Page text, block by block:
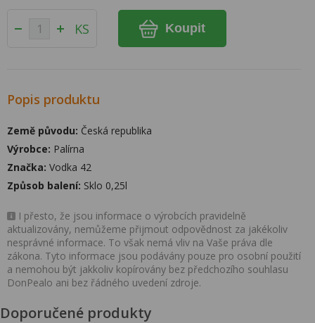
KS Koupit
Popis produktu
Země původu: Česká republika
Výrobce: Palírna
Značka: Vodka 42
Způsob balení: Sklo 0,25l
I přesto, že jsou informace o výrobcích pravidelně
aktualizovány, nemůžeme přijmout odpovědnost za jakékoliv
nesprávné informace. To však nemá vliv na Vaše práva dle
zákona. Tyto informace jsou podávány pouze pro osobní použití
a nemohou být jakkoliv kopírovány bez předchozího souhlasu
DonPealo ani bez řádného uvedení zdroje.
Doporučené produkty